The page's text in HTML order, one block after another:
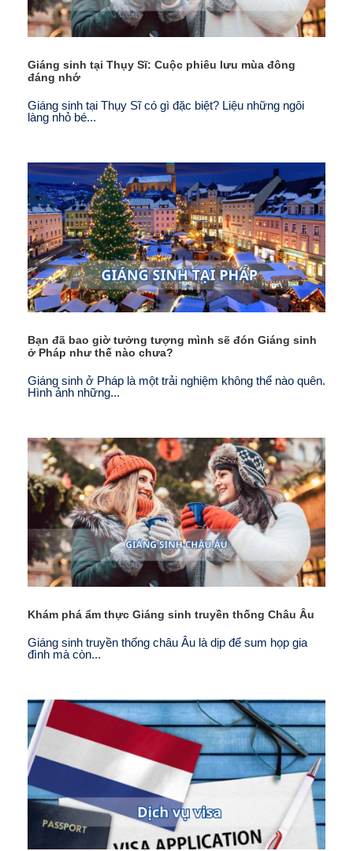
Giáng sinh tại Thụy Sĩ: Cuộc phiêu lưu mùa đông
đáng nhớ
Giáng sinh tại Thụy Sĩ có gì đặc biệt? Liệu những ngôi
làng nhỏ bé...
Bạn đã bao giờ tưởng tượng mình sẽ đón Giáng sinh
ở Pháp như thế nào chưa?
Giáng sinh ở Pháp là một trải nghiệm không thể nào quên.
Hình ảnh những...
Khám phá ẩm thực Giáng sinh truyền thống Châu Âu
Giáng sinh truyền thống châu Âu là dịp để sum họp gia
đình mà còn...